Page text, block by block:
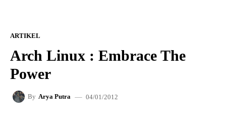
ARTIKEL
Arch Linux : Embrace The
Power
By Arya Putra 04/01/2012